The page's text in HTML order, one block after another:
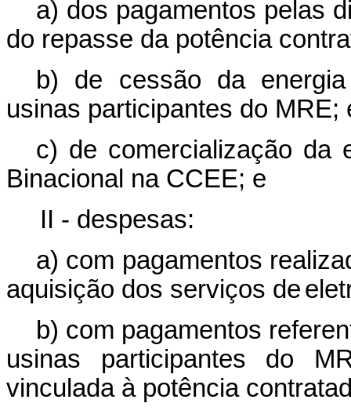
a) dos pagamentos pelas
do repasse da potência
b) de
cessão da energia
usinas participantes do MRE;
c) de comercialização da
Binacional na CCEE; e
II - despesas:
a) com pagamentos
aquisição dos serviços de
b) com pagamentos
usinas participantes do
vinculada à potência